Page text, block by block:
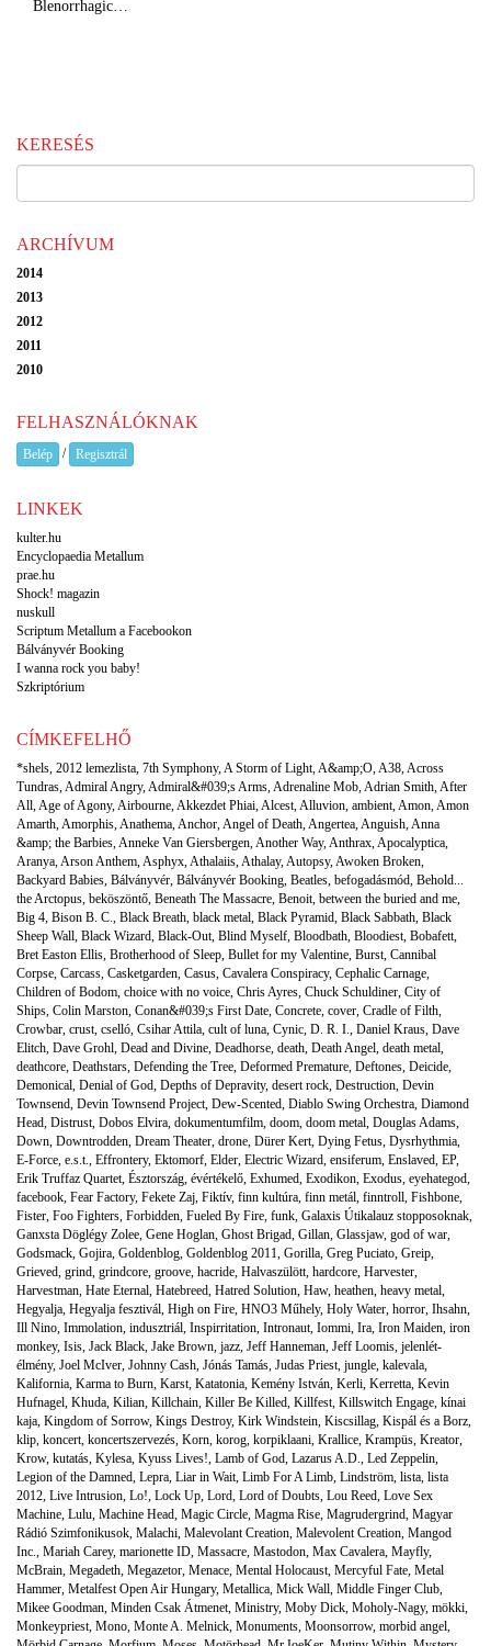
Blenorrhagic…
KERESÉS
ARCHÍVUM
2014
2013
2012
2011
2010
FELHASZNÁLÓKNAK
Belép / Regisztrál
LINKEK
kulter.hu
Encyclopaedia Metallum
prae.hu
Shock! magazin
nuskull
Scriptum Metallum a Facebookon
Bálványvér Booking
I wanna rock you baby!
Szkriptórium
CÍMKEFELHŐ
*shels, 2012 lemezlista, 7th Symphony,A Storm of Light,A&amp;O,A38,Across
Tundras,Admiral Angry,Admiral&#039;s Arms,Adrenaline Mob,Adrian Smith,After
All,Age of Agony,Airbourne,Akkezdet Phiai,Alcest,Alluvion, ambient,Amon,Amon
Amarth,Amorphis,Anathema,Anchor,Angel of Death,Angertea,Anguish,Anna
&amp; the Barbies,Anneke Van Giersbergen,Another Way,Anthrax,Apocalyptica,
Aranya,Arson Anthem,Asphyx,Athalaiis,Athalay,Autopsy,Awoken Broken,
Backyard Babies, Bálványvér, Bálványvér Booking, Beatles, befogadásmód, Behold...
the Arctopus, beköszöntő, Beneath The Massacre, Benoit, between the buried and me,
Big 4, Bison B. C., Black Breath, black metal, Black Pyramid, Black Sabbath, Black
Sheep Wall, Black Wizard, Black-Out, Blind Myself, Bloodbath, Bloodiest, Bobafett,
Bret Easton Ellis, Brotherhood of Sleep, Bullet for my Valentine, Burst, Cannibal
Corpse, Carcass, Casketgarden, Casus, Cavalera Conspiracy, Cephalic Carnage,
Children of Bodom, choice with no voice, Chris Ayres, Chuck Schuldiner, City of
Ships, Colin Marston, Conan&#039;s First Date, Concrete, cover, Cradle of Filth,
Crowbar, crust, cselló, Csihar Attila, cult of luna, Cynic, D. R. I., Daniel Kraus, Dave
Elitch, Dave Grohl, Dead and Divine, Deadhorse, death, Death Angel, death metal,
deathcore, Deathstars, Defending the Tree, Deformed Premature, Deftones, Deicide,
Demonical, Denial of God, Depths of Depravity, desert rock, Destruction, Devin
Townsend, Devin Townsend Project, Dew-Scented, Diablo Swing Orchestra, Diamond
Head, Distrust, Dobos Elvira, dokumentumfilm, doom, doom metal, Douglas Adams,
Down, Downtrodden, Dream Theater, drone, Dürer Kert, Dying Fetus, Dysrhythmia,
E-Force, e.s.t., Effrontery, Ektomorf, Elder, Electric Wizard, ensiferum, Enslaved, EP,
Erik Truffaz Quartet, Észtország, évértékelő, Exhumed, Exodikon, Exodus, eyehategod,
facebook, Fear Factory, Fekete Zaj, Fiktív, finn kultúra, finn metál, finntroll, Fishbone,
Fister, Foo Fighters, Forbidden, Fueled By Fire, funk, Galaxis Útikalauz stopposoknak,
Ganxsta Döglégy Zolee, Gene Hoglan, Ghost Brigad, Gillan, Glassjaw, god of war,
Godsmack, Gojira, Goldenblog, Goldenblog 2011, Gorilla, Greg Puciato, Greip,
Grieved, grind, grindcore, groove, hacride, Halvaszülött, hardcore, Harvester,
Harvestman, Hate Eternal, Hatebreed, Hatred Solution, Haw, heathen, heavy metal,
Hegyalja, Hegyalja fesztivál, High on Fire, HNO3 Műhely, Holy Water, horror, Ihsahn,
Ill Nino, Immolation, indusztriál, Inspirritation, Intronaut, Iommi, Ira, Iron Maiden, iron
monkey, Isis, Jack Black, Jake Brown, jazz, Jeff Hanneman, Jeff Loomis, jelenlét-
élmény, Joel McIver, Johnny Cash, Jónás Tamás, Judas Priest, jungle, kalevala,
Kalifornia, Karma to Burn, Karst, Katatonia, Kemény István, Kerli, Kerretta, Kevin
Hufnagel, Khuda, Kilian, Killchain, Killer Be Killed, Killfest, Killswitch Engage, kínai
kaja, Kingdom of Sorrow, Kings Destroy, Kirk Windstein, Kiscsillag, Kispál és a Borz,
klip, koncert, koncertszervezés, Korn, korog, korpiklaani, Krallice, Krampüs, Kreator,
Krow, kutatás, Kylesa, Kyuss Lives!, Lamb of God, Lazarus A.D., Led Zeppelin,
Legion of the Damned, Lepra, Liar in Wait, Limb For A Limb, Lindström, lista, lista
2012, Live Intrusion, Lo!, Lock Up, Lord, Lord of Doubts, Lou Reed, Love Sex
Machine, Lulu, Machine Head, Magic Circle, Magma Rise, Magrudergrind, Magyar
Rádió Szimfonikusok, Malachi, Malevolant Creation, Malevolent Creation, Mangod
Inc., Mariah Carey, marionette ID, Massacre, Mastodon, Max Cavalera, Mayfly,
McBrain, Megadeth, Megazetor, Menace, Mental Holocaust, Mercyful Fate, Metal
Hammer, Metalfest Open Air Hungary, Metallica, Mick Wall, Middle Finger Club,
Mikee Goodman, Minden Csak Átmenet, Ministry, Moby Dick, Moholy-Nagy, mökki,
Monkeypriest, Mono, Monte A. Melnick, Monuments, Moonsorrow, morbid angel,